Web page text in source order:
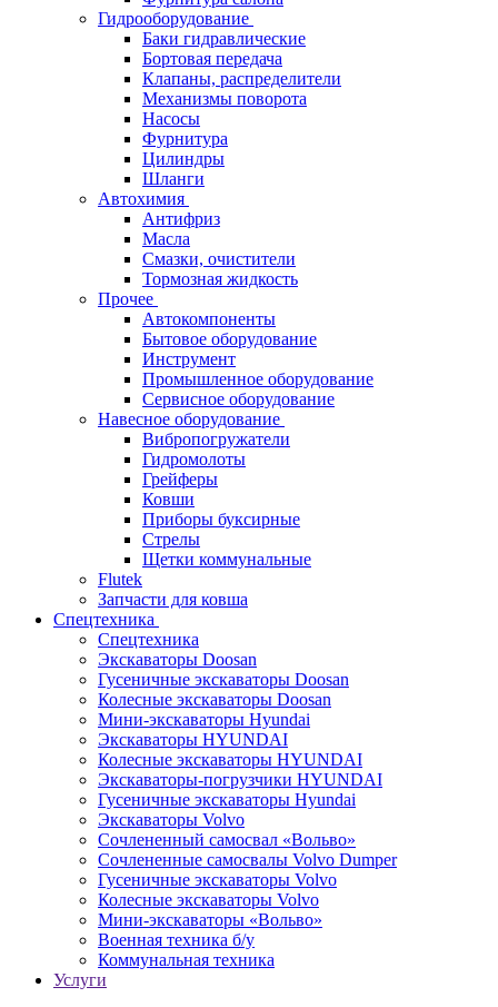
Гидрооборудование
Баки гидравлические
Бортовая передача
Клапаны, распределители
Механизмы поворота
Насосы
Фурнитура
Цилиндры
Шланги
Автохимия
Антифриз
Масла
Смазки, очистители
Тормозная жидкость
Прочее
Автокомпоненты
Бытовое оборудование
Инструмент
Промышленное оборудование
Сервисное оборудование
Навесное оборудование
Вибропогружатели
Гидромолоты
Грейферы
Ковши
Приборы буксирные
Стрелы
Щетки коммунальные
Flutek
Запчасти для ковша
Спецтехника
Спецтехника
Экскаваторы Doosan
Гусеничные экскаваторы Doosan
Колесные экскаваторы Doosan
Мини-экскаваторы Hyundai
Экскаваторы HYUNDAI
Колесные экскаваторы HYUNDAI
Экскаваторы-погрузчики HYUNDAI
Гусеничные экскаваторы Hyundai
Экскаваторы Volvo
Сочлененный самосвал «Вольво»
Сочлененные самосвалы Volvo Dumper
Гусеничные экскаваторы Volvo
Колесные экскаваторы Volvo
Мини-экскаваторы «Вольво»
Военная техника б/у
Коммунальная техника
Услуги